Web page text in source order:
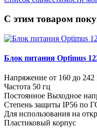
C этим товаром
Блок питания Optimus
Напряжение от 160 до 242
Частота 50 гц
Постоянное Выходное
Степень защиты IP56 по
Для использования на
Пластиковый корпус